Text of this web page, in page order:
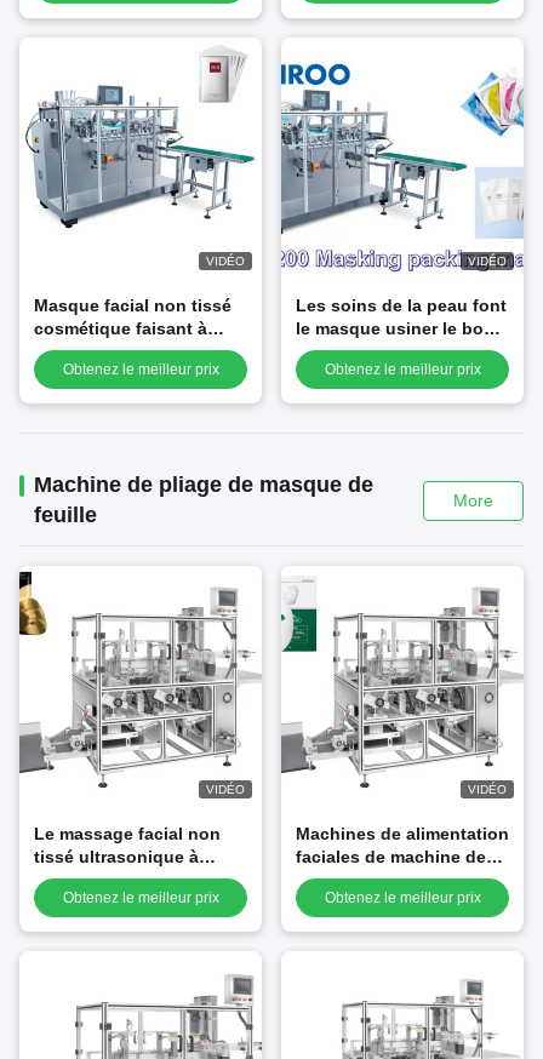
Tissure
VIDÉO
Masque facial non tissé
cosmétique faisant à
machine 260mm
l'emballage remplissant
Obtenez le meilleur prix
VIDÉO
Les soins de la peau font
le masque usiner le bon
fonctionnement de
fabrication complètement
Obtenez le meilleur prix
Machine de pliage de masque de
feuille
More
VIDÉO
Le massage facial non
tissé ultrasonique à
grande vitesse de
masque de pli de visage
élevée usine la machine
Obtenez le meilleur prix
VIDÉO
Machines de alimentation
faciales de machine de
cachetage d'insertion de
pliage de masque de
machine de masque
Obtenez le meilleur prix